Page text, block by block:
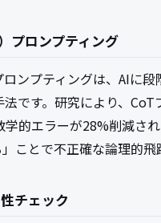
ロンプティング
ンプティングは、AIに
です。研究により、
的エラーが28%削減さ
ことで不正確な論理的飛
チェック